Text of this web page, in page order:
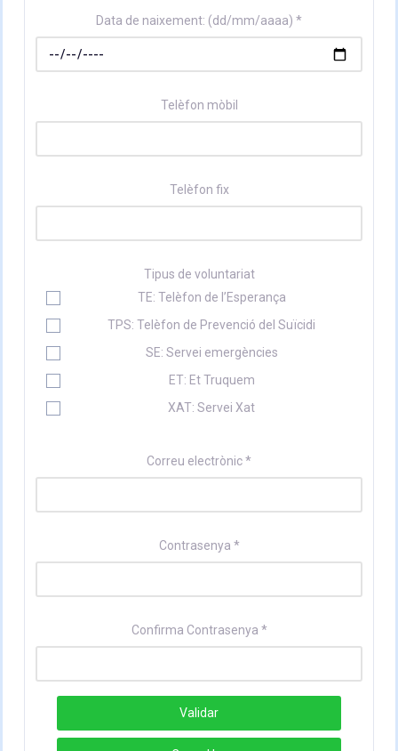
Data de naixement: (dd/mm/aaaa) *
Telèfon mòbil
Telèfon fix
Tipus de voluntariat
TE: Telèfon de l’Esperança
TPS: Telèfon de Prevenció del Suïcidi
SE: Servei emergències
ET: Et Truquem
XAT: Servei Xat
Correu electrònic *
Contrasenya *
Confirma Contrasenya *
Validar